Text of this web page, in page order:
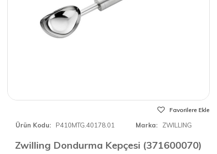
Favorilere Ekle
Ürün Kodu P410MTG.40178.01 Marka ZWILLING
Zwilling Dondurma Kepçesi (371600070)